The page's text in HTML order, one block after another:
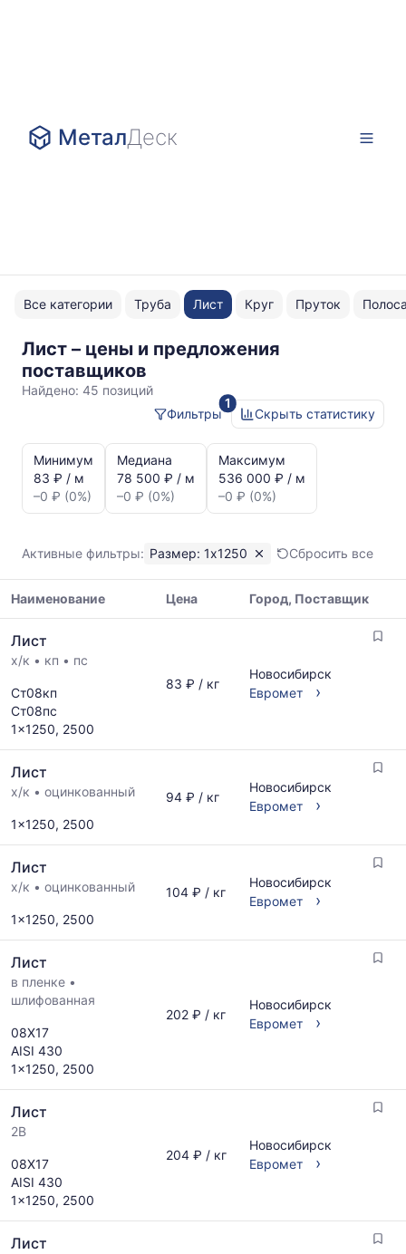
МеталДеск
Все категории Труба Лист Круг Пруток
Лист – цены и предложения
поставщиков
Найдено: 45 позиций
1
Фильтры
Скрыть статистику
динамика
цен:
Лист
Показаны
минимальная,
медианная
и
максимальная
цена
по
прайс-
листов
поставщиков
месяц.
Статистика
рассчитывается
предложениям
и
по
мере
обновления
прайс-
листов.
Минимум
83 ₽ / м
–0 ₽ (0%)
Медиана
78 500 ₽ / м
–0 ₽ (0%)
Максимум
536 000 ₽ / м
–0 ₽ (0%)
Активные фильтры: Размер: 1x1250 Сбросить все
цен
на
указанием
ГОСТ,
размеров
поставщиков
запросу
Наименование Цена Город, Поставщик
Лист
х/к • кп • пс
Ст08кп
Ст08пс
1x1250, 2500
83 ₽ / кг
Новосибирск
Евромет
›
Лист
х/к • оцинкованный
1x1250, 2500
94 ₽ / кг
Новосибирск
Евромет
›
Лист
х/к • оцинкованный
1x1250, 2500
104 ₽ / кг
Новосибирск
Евромет
›
Лист
в пленке •
шлифованная
08Х17
AISI 430
1x1250, 2500
202 ₽ / кг
Новосибирск
Евромет
›
Лист
2B
08Х17
AISI 430
1x1250, 2500
204 ₽ / кг
Новосибирск
Евромет
›
Лист